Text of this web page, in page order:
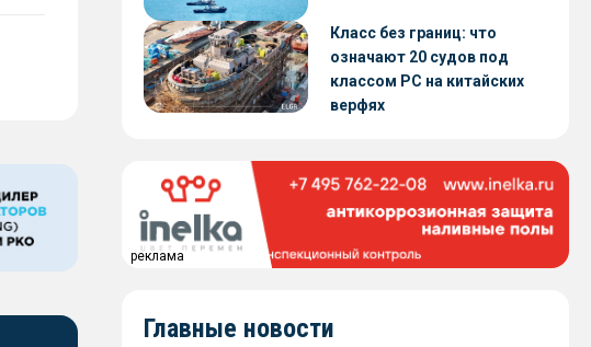
Класс без границ: что
означают 20 судов под
классом РС на китайских
верфях
реклама
Главные новости